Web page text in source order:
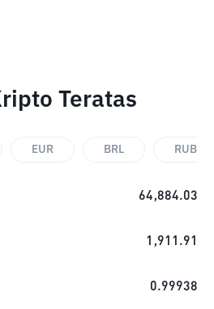
Teratas
EUR BRL RUB
64,884.03
1,911.91
0.99938